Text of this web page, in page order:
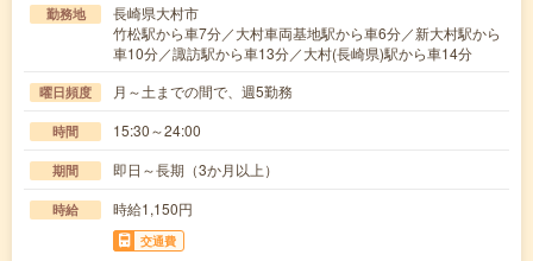
勤務地
長崎県大村市
竹松駅から車7分／大村車両基地駅から車6分／新大村駅から
車10分／諏訪駅から車13分／大村(長崎県)駅から車14分
曜日頻度 月～土までの間で、週5勤務
時間 15:30～24:00
期間 即日～長期（3か月以上）
時給 時給1,150円
交通費